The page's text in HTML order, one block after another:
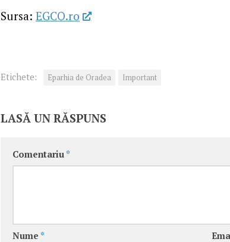
Sursa: EGCO.ro
Etichete: Eparhia de Oradea Important
LASĂ UN RĂSPUNS
Comentariu *
Nume *